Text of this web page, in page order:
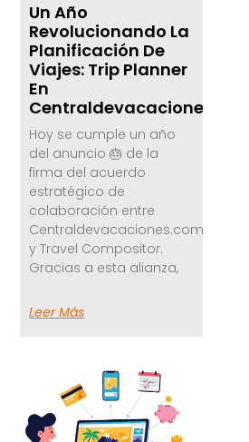
Un Año
Revolucionando La
Planificación De
Viajes: Trip Planner
En
Centraldevacaciones.com
Hoy se cumple un año
del anuncio 🎂 de la
firma del acuerdo
estratégico de
colaboración entre
Centraldevacaciones.com
y Travel Compositor.
Gracias a esta alianza,
Leer Más